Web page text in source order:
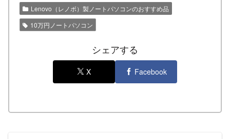
Lenovo（レノボ）製ノートパソコンのおすすめ品
10万円ノートパソコン
シェアする
X Facebook